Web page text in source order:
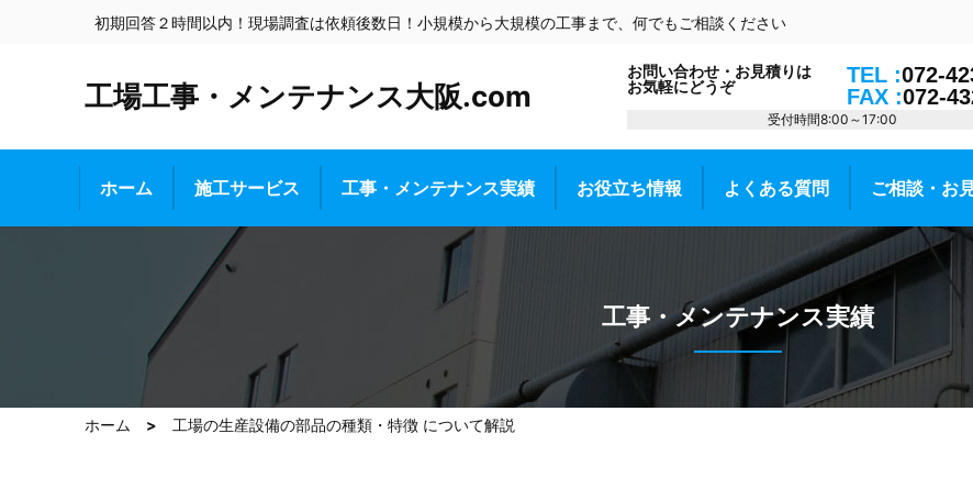
初期回答２時間以内！現場調査は依頼後数日！小規模から大規模の工事まで、何でもご相談ください
工場工事・メンテナンス大阪.com
お問い合わせ・お見積りは
お気軽にどうぞ
TEL :072-
FAX :072-
受付時間8:00～17:00
ホーム 施工サービス 工事・メンテナンス実績 お役立ち情報 よくある質問 ご相談・お
工事・メンテナンス実績
ホーム 工場の生産設備の部品の種類・特徴 について解説